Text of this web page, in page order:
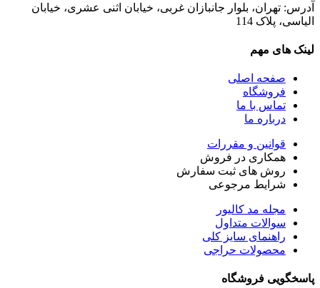
آدرس: تهران، بلوار جانبازان غربی، خیابان اثنی عشری، خیابان
الیاسی، پلاک 114
لینک های مهم
صفحه اصلی
فروشگاه
تماس با ما
درباره ما
قوانین و مقررات
همکاری در فروش
روش های ثبت سفارش
شرایط مرجوعی
مجله مد کالیور
سوالات متداول
راهنمای سایز کلی
محصولات حراجی
پاسخگویی فروشگاه